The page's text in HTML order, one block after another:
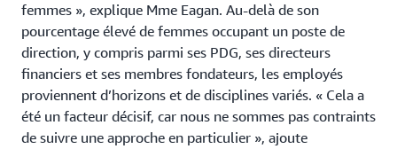
femmes », explique Mme Eagan. Au-delà de son
pourcentage élevé de femmes occupant un poste de
direction, y compris parmi ses PDG, ses directeurs
financiers et ses membres fondateurs, les employés
proviennent d’horizons et de disciplines variés. « Cela a
été un facteur décisif, car nous ne sommes pas contraints
de suivre une approche en particulier », ajoute